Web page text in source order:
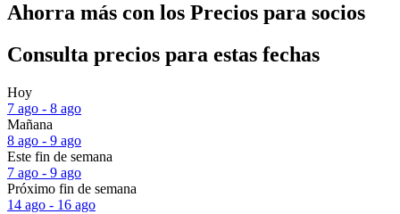
Ahorra más con los Precios para socios
Consulta precios para estas fechas
Hoy
7 ago - 8 ago
Mañana
8 ago - 9 ago
Este fin de semana
7 ago - 9 ago
Próximo fin de semana
14 ago - 16 ago